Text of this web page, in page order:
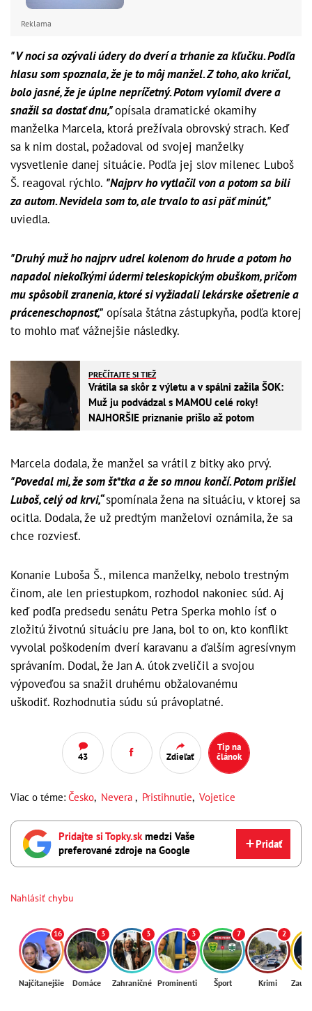
Reklama
"V noci sa ozývali údery do dverí a trhanie za kľučku. Podľa
hlasu som spoznala, že je to môj manžel. Z toho, ako kričal,
bolo jasné, že je úplne nepríčetný. Potom vylomil dvere a
snažil sa dostať dnu,"opísala dramatické okamihy
manželka Marcela, ktorá prežívala obrovský strach. Keď
sa k nim dostal, požadoval od svojej manželky
vysvetlenie danej situácie. Podľa jej slov milenec Luboš
Š. reagoval rýchlo. "Najprv ho vytlačil von a potom sa bili
za autom. Nevidela som to, ale trvalo to asi päť minút,"
uviedla.
"Druhý muž ho najprv udrel kolenom do hrude a potom ho
napadol niekoľkými údermi teleskopickým obuškom, pričom
mu spôsobil zranenia, ktoré si vyžiadali lekárske ošetrenie a
práceneschopnosť," opísala štátna zástupkyňa, podľa ktorej
to mohlo mať vážnejšie následky.
PREČÍTAJTE SI TIEŽ
Vrátila sa skôr z výletu a v spálni zažila ŠOK:
Muž ju podvádzal s MAMOU celé roky!
NAJHORŠIE priznanie prišlo až potom
Marcela dodala, že manžel sa vrátil z bitky ako prvý.
"Povedal mi, že som št*tka a že so mnou končí. Potom prišiel
Luboš, celý od krvi,“spomínala žena na situáciu, v ktorej sa
ocitla. Dodala, že už predtým manželovi oznámila, že sa
chce rozviesť.
Konanie Luboša Š., milenca manželky, nebolo trestným
činom, ale len priestupkom, rozhodol nakoniec súd. Aj
keď podľa predsedu senátu Petra Sperka mohlo ísť o
zložitú životnú situáciu pre Jana, bol to on, kto konflikt
vyvolal poškodením dverí karavanu a ďalším agresívnym
správaním. Dodal, že Jan A. útok zveličil a svojou
výpoveďou sa snažil druhému obžalovanému
uškodiť. Rozhodnutia súdu sú právoplatné.
43 Zdieľať
Tip na
článok
Viac o téme: Česko, Nevera , Pristihnutie, Vojetice
Pridajte si Topky.skmedzi Vaše
preferované zdroje na Google
Pridať
Nahlásiť chybu
16
Najčítanejšie
3
Domáce
3
Zahraničné
3
Prominenti
7
Šport
2
Krimi